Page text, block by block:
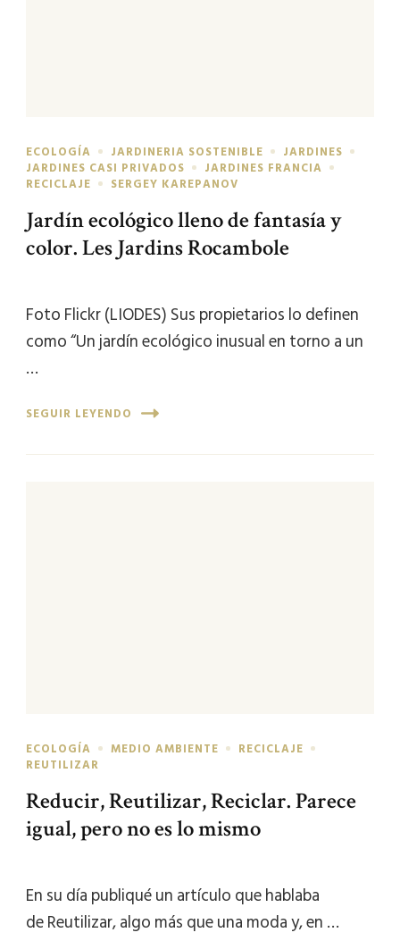
ECOLOGÍA JARDINERIA SOSTENIBLE
JARDINES
JARDINES CASI PRIVADOS
JARDINES FRANCIA
RECICLAJE
SERGEY KAREPANOV
Jardín ecológico lleno de fantasía y
color. Les Jardins Rocambole
Foto Flickr (LIODES) Sus propietarios lo definen
como “Un jardín ecológico inusual en torno a un
…
SEGUIR LEYENDO
ECOLOGÍA MEDIO AMBIENTE
RECICLAJE
REUTILIZAR
Reducir, Reutilizar, Reciclar. Parece
igual, pero no es lo mismo
En su día publiqué un artículo que hablaba
de Reutilizar, algo más que una moda y, en …